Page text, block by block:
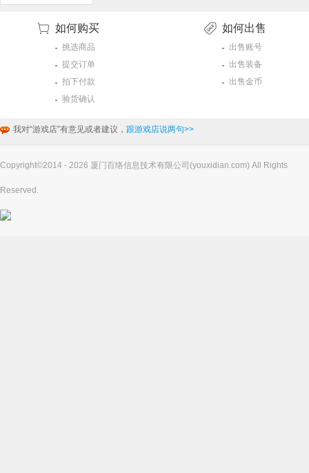
如何购买
挑选商品
提交订单
拍下付款
验货确认
如何出售
出售账号
出售装备
出售金币
我对“游戏店”有意见或者建议， 跟游戏店说两句>>
Copyright©2014 - 2026 厦门百络信息技术有限公司(youxidian.com) All Rights
Reserved.